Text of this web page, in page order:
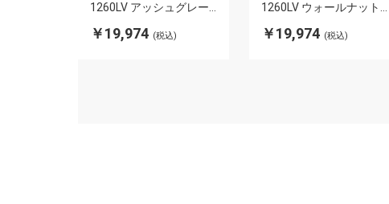
1260LV アッシュグレー
ゃれ 幅120 高さ55.5 奥行
￥19,974 (税込)
1260LV ウォールナット
ゃれ 幅120 高さ55.5 奥行
￥19,974 (税込)